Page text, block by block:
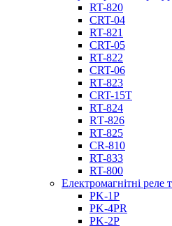
RT-820
CRT-04
RT-821
CRT-05
RT-822
CRT-06
RT-823
CRT-15T
RT-824
RТ-826
RT-825
CR-810
RT-833
RT-800
Електромагнітні реле
PK-1P
PK-4PR
PK-2Р